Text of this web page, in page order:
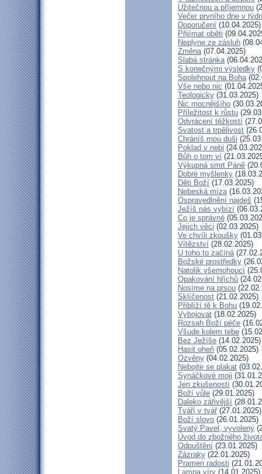
Užitečnou a příjemnou
Večer prvního dne v
Doporučení (10.04.2025)
Přijímat oběti
Neplyne ze zásluh
Změna(07.04.2025)
Slabá stránka
S konečnými výsledky
Spolehnout na Boha
Vše nebo nic
Teologicky (31.03.2025)
Nic mocnějšího
Příležitost k růstu
Odvrácení těžkostí
Svatost a trpělivost
Chráníš mou duši
Poklad v nebi
Bůh o tom ví
Výkupná smrt Páně
Dobré myšlenky
Děti Boží (17.03.2025)
Nebeská míza
Ospravedlnění najdeš
Ježíš nás vybízí
Co je správné
Jejich věci (02.03.2025)
Ve chvíli zkoušky
Vítězství (28.02.2025)
U toho to začíná
Božské prostředky
Natolik všemohoucí
Opakování hříchů
Nosíme na prsou
Sklíčenost (21.02.2025)
Přiblíží tě k Bohu
Vybojovat (18.02.2025)
Rozsah Boží péče
Všude kolem tebe
Bez Ježíše (14.02.2025)
Hasit oheň (05.02.2025)
Ozvěny (04.02.2025)
Nebojte se plakat
Synáčkové moji
Jen zkušeností
Boží vůle (29.01.2025)
Daleko zářivější
Tváří v tvář(27.01.2025)
Boží slovo (26.01.2025)
Svatý Pavel, vyvolený
Úvod do zbožného
Odpuštění (23.01.2025)
Zázraky (22.01.2025)
Pramen radosti
Lampa víry (14.01.2025)